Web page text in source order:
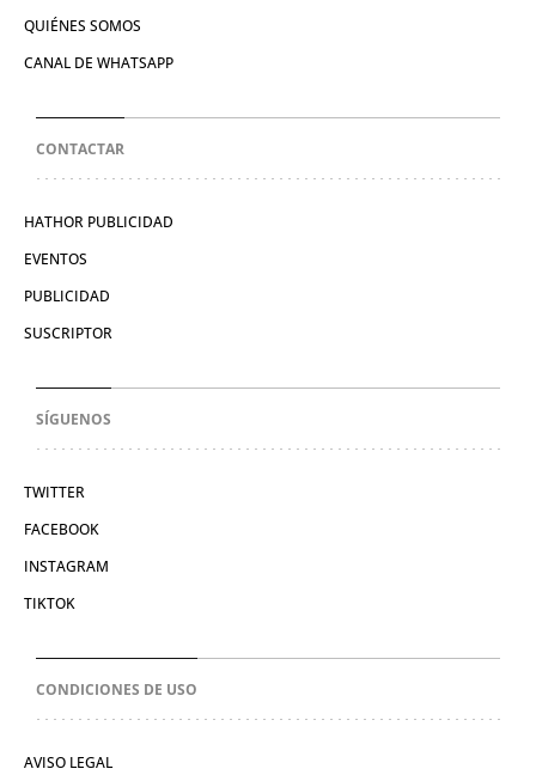
QUIÉNES SOMOS
CANAL DE WHATSAPP
CONTACTAR
HATHOR PUBLICIDAD
EVENTOS
PUBLICIDAD
SUSCRIPTOR
SÍGUENOS
TWITTER
FACEBOOK
INSTAGRAM
TIKTOK
CONDICIONES DE USO
AVISO LEGAL